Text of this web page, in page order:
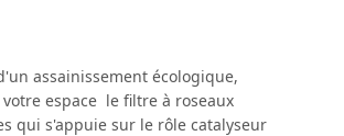
assainissement écologique,
espace le filtre à roseaux
qui s'appuie sur le rôle catalyseur